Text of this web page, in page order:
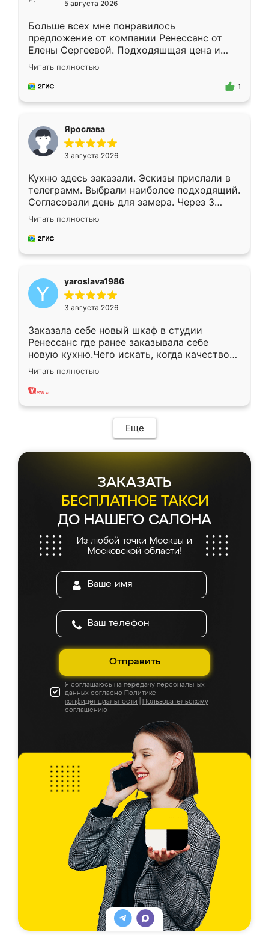
5 августа 2026
Больше всех мне понравилось
предложение от компании Ренессанс от
Елены Сергеевой. Подходяшщая цена и
короткие сроки изготовления. Приехавший
для замера сотрудник Владислав
предложил по моему эскизу самый
Читать полностью
1
Ярослава
3 августа 2026
Кухню здесь заказали. Эскизы прислали в
телеграмм. Выбрали наиболее подходящий.
Согласовали день для замера. Через 3
недели кухня была уже готова. Остались
довольны работой. Спасибо Ренессанс
мебель за качественную работу!
Читать полностью
yaroslava1986
3 августа 2026
Заказала себе новый шкаф в студии
Ренессанс где ранее заказывала себе
новую кухню.Чего искать, когда качеством
вполне довольна. Служит кухня уже почти
два года, нареканий нет.
Читать полностью
Еще
ЗАКАЗАТЬ
БЕСПЛАТНОЕ ТАКСИ
ДО НАШЕГО САЛОНА
Из любой точки Москвы и
Московской области!
Отправить
Я соглашаюсь на передачу персональных
данных согласно Политике
конфиденциальности
Пользовательскому
соглашению